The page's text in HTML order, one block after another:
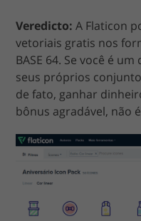
Veredicto: A Flaticon
vetoriais gratis nos
BASE 64. Se você é
seus próprios
de fato, ganhar
bônus agradável, não